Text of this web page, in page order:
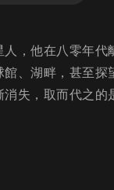
，他在八零年
、湖畔，甚至
失，取而代之的